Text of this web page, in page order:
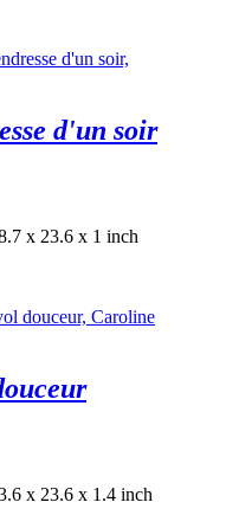
d'un soir
x 23.6 x 1 inch
x 23.6 x 1.4 inch